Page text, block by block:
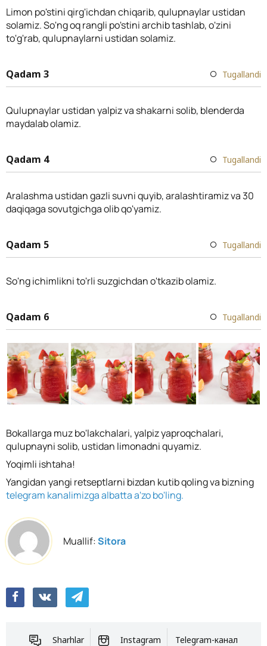
Limon po'stini qirg'ichdan chiqarib, qulupnaylar ustidan
solamiz. So'ng oq rangli po'stini archib tashlab, o'zini
to'g'rab, qulupnaylarni ustidan solamiz.
Qadam 3 Tugallandi
Qulupnaylar ustidan yalpiz va shakarni solib, blenderda
maydalab olamiz.
Qadam 4 Tugallandi
Aralashma ustidan gazli suvni quyib, aralashtiramiz va 30
daqiqaga sovutgichga olib qo'yamiz.
Qadam 5 Tugallandi
So'ng ichimlikni to'rli suzgichdan o'tkazib olamiz.
Qadam 6 Tugallandi
Bokallarga muz bo'lakchalari, yalpiz yaproqchalari,
qulupnayni solib, ustidan limonadni quyamiz.
Yoqimli ishtaha!
Yangidan yangi retseptlarni bizdan kutib qoling va bizning
telegram kanalimizga albatta a'zo bo'ling.
Muallif:Sitora
Sharhlar Instagram Telegram-канал